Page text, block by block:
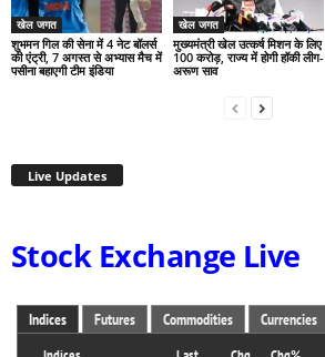
खेल जगत
शुभमन गिल की सेना में 4 नेट बॉलर्स
की एंट्री, 7 अगस्त से अभ्यास मैच में
पसीना बहाएगी टीम इंडिया
खेल जगत
मुख्यमंत्री खेल उत्कर्ष मिशन के लिए
100 करोड़, राज्य में होगी हॉकी लीग-
अरूण साव
Live Updates
Stock Exchange Live